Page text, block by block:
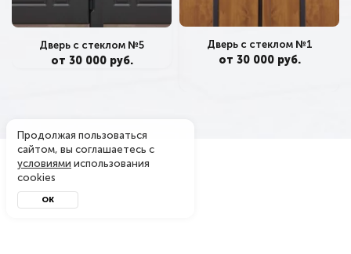
Дверь с стеклом №5
от 30 000 руб.
Дверь с стеклом №1
от 30 000 руб.
Продолжая пользоваться
сайтом, вы соглашаетесь с
условиями использования
cookies
ОК